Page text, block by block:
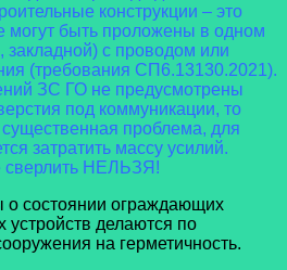
конструкции – это
могут быть проложены в одном
закладной) с проводом или
(требования СП6.13130.2021).
ЗС ГО не предусмотрены
под коммуникации, то
существенная проблема, для
затратить массу усилий.
сверлить НЕЛЬЗЯ!
состоянии ограждающих
устройств делаются по
на герметичность.